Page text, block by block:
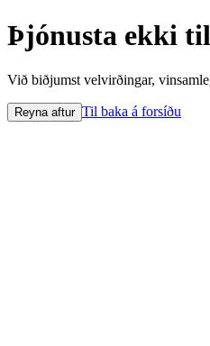
Þjónusta ekki
Við biðjumst velvirðingar,
Reyna aftur Til baka á forsíðu